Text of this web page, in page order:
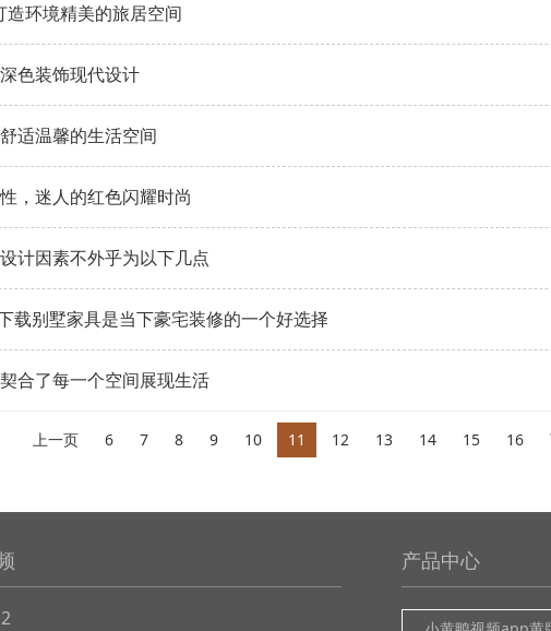
环境精美的旅居空间
色装饰现代设计
适温馨的生活空间
，迷人的红色闪耀时尚
计因素不外乎为以下几点
载别墅家具​是当下豪宅装修的一个好选择
合了每一个空间展现生活
上一页 6 7 8 9 10 11 12 13 14 15 16
产品中心